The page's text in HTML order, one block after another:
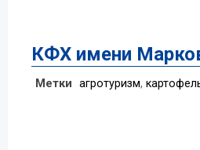
КФХ имени
Метки агротуризм,